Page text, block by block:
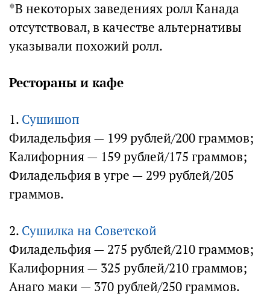
*В некоторых заведениях ролл Канада
отсутствовал, в качестве альтернативы
указывали похожий ролл.
Рестораны и кафе
1. Сушишоп
Филадельфия — 199 рублей/200 граммов;
Калифорния — 159 рублей/175 граммов;
Филадельфия в угре — 299 рублей/205
граммов.
2. Сушилка на Советской
Филадельфия — 275 рублей/210 граммов;
Калифорния — 325 рублей/210 граммов;
Анаго маки — 370 рублей/250 граммов.